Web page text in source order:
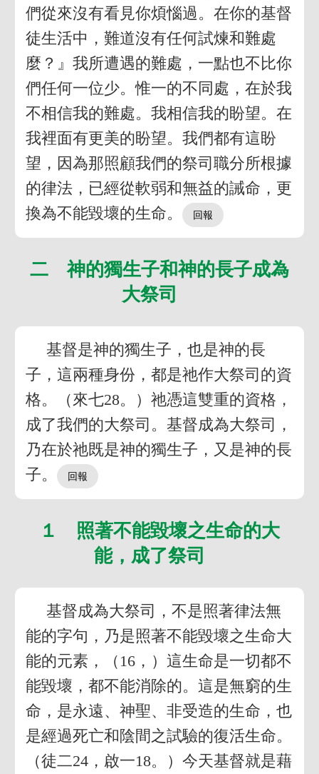
們從來沒有看見你煩惱過。在你的基督
徒生活中，難道沒有任何試煉和難處
麼？』我所遭遇的難處，一點也不比你
們任何一位少。惟一的不同處，在於我
不相信我的難處。我相信我的盼望。在
我裡面有更美的盼望。我們都有這盼
望，因為那照顧我們的祭司職分所根據
的律法，已經從軟弱和無益的誡命，更
換為不能毀壞的生命。
二 神的獨生子和神的長子成為
大祭司
基督是神的獨生子，也是神的長
子，這兩種身份，都是祂作大祭司的資
格。（來七28。）祂憑這雙重的資格，
成了我們的大祭司。基督成為大祭司，
乃在於祂既是神的獨生子，又是神的長
子。
１ 照著不能毀壞之生命的大
能，成了祭司
基督成為大祭司，不是照著律法無
能的字句，乃是照著不能毀壞之生命大
能的元素，（16，）這生命是一切都不
能毀壞，都不能消除的。這是無窮的生
命，是永遠、神聖、非受造的生命，也
是經過死亡和陰間之試驗的復活生命。
（徒二24，啟一18。）今天基督就是藉